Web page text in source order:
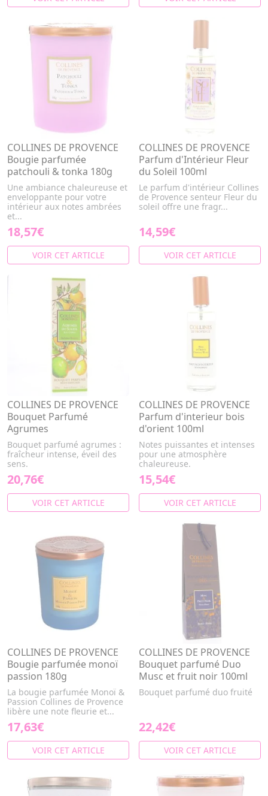
COLLINES DE PROVENCE
Bougie parfumée
patchouli & tonka 180g
Une ambiance chaleureuse et
enveloppante pour votre
intérieur aux notes ambrées
et...
18,57€
VOIR CET ARTICLE
COLLINES DE PROVENCE
Parfum d'Intérieur Fleur
du Soleil 100ml
Le parfum d'intérieur Collines
de Provence senteur Fleur du
soleil offre une fragr...
14,59€
VOIR CET ARTICLE
COLLINES DE PROVENCE
Bouquet Parfumé
Agrumes
Bouquet parfumé agrumes :
fraîcheur intense, éveil des
sens.
20,76€
VOIR CET ARTICLE
COLLINES DE PROVENCE
Parfum d'interieur bois
d'orient 100ml
Notes puissantes et intenses
pour une atmosphère
chaleureuse.
15,54€
VOIR CET ARTICLE
COLLINES DE PROVENCE
Bougie parfumée monoï
passion 180g
La bougie parfumée Monoï &
Passion Collines de Provence
libère une note fleurie et...
17,63€
VOIR CET ARTICLE
COLLINES DE PROVENCE
Bouquet parfumé Duo
Musc et fruit noir 100ml
Bouquet parfumé duo fruité
22,42€
VOIR CET ARTICLE